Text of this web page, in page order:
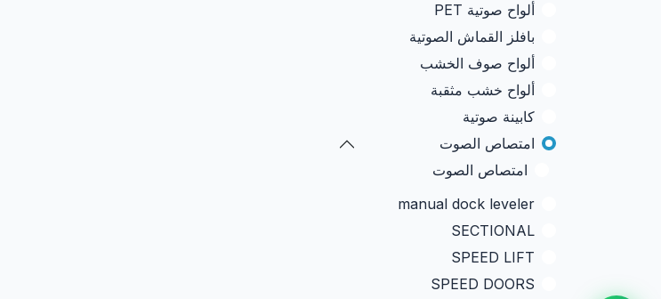
ألواح صوتية PET
بافلز القماش الصوتية
ألواح صوف الخشب
ألواح خشب مثقبة
كابينة صوتية
امتصاص الصوت
امتصاص الصوت
manual dock leveler
SECTIONAL
SPEED LIFT
SPEED DOORS